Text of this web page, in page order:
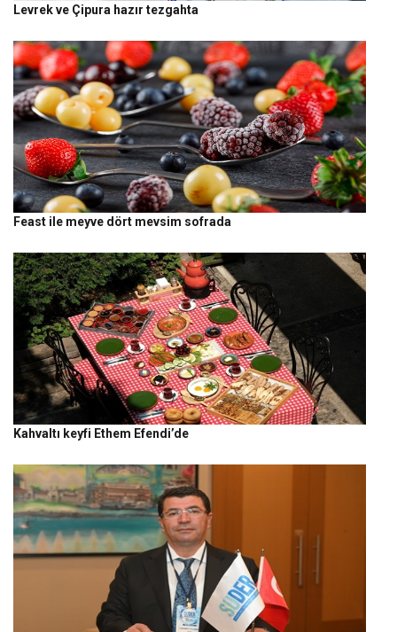
Levrek ve Çipura hazır tezgahta
Feast ile meyve dört mevsim sofrada
Kahvaltı keyfi Ethem Efendi’de